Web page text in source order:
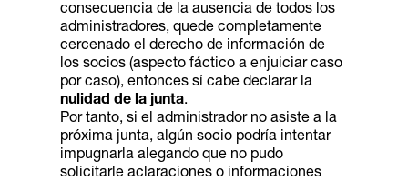
consecuencia de la ausencia de todos los
administradores, quede completamente
cercenado el derecho de información de
los socios (aspecto fáctico a enjuiciar caso
por caso), entonces sí cabe declarar la
nulidad de la junta.
Por tanto, si el administrador no asiste a la
próxima junta, algún socio podría intentar
impugnarla alegando que no pudo
solicitarle aclaraciones o informaciones